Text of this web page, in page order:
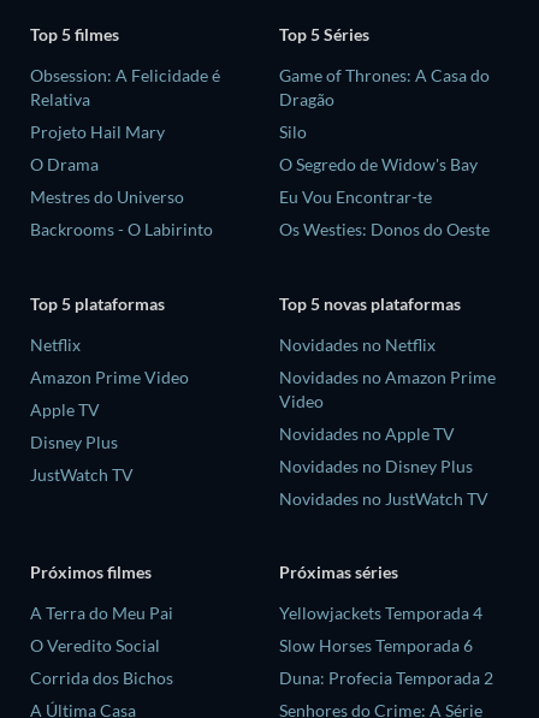
Top 5 filmes
Obsession: A Felicidade é
Relativa
Projeto Hail Mary
O Drama
Mestres do Universo
Backrooms - O Labirinto
Top 5 Séries
Game of Thrones: A Casa do
Dragão
Silo
O Segredo de Widow's Bay
Eu Vou Encontrar-te
Os Westies: Donos do Oeste
Top 5 plataformas
Netflix
Amazon Prime Video
Apple TV
Disney Plus
JustWatch TV
Top 5 novas plataformas
Novidades no Netflix
Novidades no Amazon Prime
Video
Novidades no Apple TV
Novidades no Disney Plus
Novidades no JustWatch TV
Próximos filmes
A Terra do Meu Pai
O Veredito Social
Corrida dos Bichos
A Última Casa
Próximas séries
Yellowjackets Temporada 4
Slow Horses Temporada 6
Duna: Profecia Temporada 2
Senhores do Crime: A Série